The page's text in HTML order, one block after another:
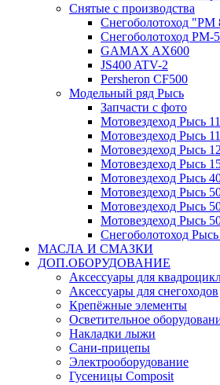
Снятые с производства
Снегоболотоход "РМ
Снегоболотоход РМ-
GAMAX AX600
JS400 ATV-2
Persheron CF500
Модельный ряд Рысь
Запчасти с фото
Мотовездеход Рысь
Мотовездеход Рысь
Мотовездеход Рысь
Мотовездеход Рысь
Мотовездеход Рысь
Мотовездеход Рысь
Мотовездеход Рысь
Мотовездеход Рысь
Снегоболотоход
МАСЛА И СМАЗКИ
ДОП.ОБОРУДОВАНИЕ
Аксессуары для
Аксессуары для снегоходов
Крепёжные элементы
Осветительное
Накладки лыжи
Сани-прицепы
Электрооборудование
Гусеницы Composit